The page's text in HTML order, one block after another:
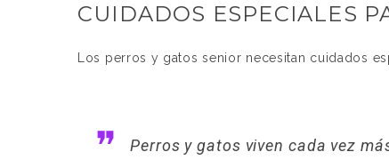
CUIDADOS ESPECIALES
Los perros y gatos senior necesitan cuidados
Perros y gatos viven cada vez